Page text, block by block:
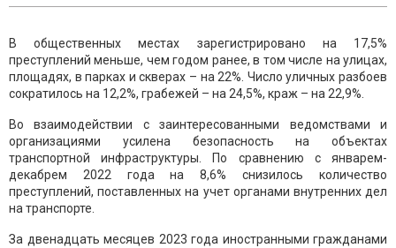
В общественных местах зарегистрировано на 17,5%
преступлений меньше, чем годом ранее, в том числе на улицах,
площадях, в парках и скверах – на 22%. Число уличных разбоев
сократилось на 12,2%, грабежей – на 24,5%, краж – на 22,9%.
Во взаимодействии с заинтересованными ведомствами и
организациями усилена безопасность на объектах
транспортной инфраструктуры. По сравнению с январем-
декабрем 2022 года на 8,6% снизилось количество
преступлений, поставленных на учет органами внутренних дел
на транспорте.
За двенадцать месяцев 2023 года иностранными гражданами